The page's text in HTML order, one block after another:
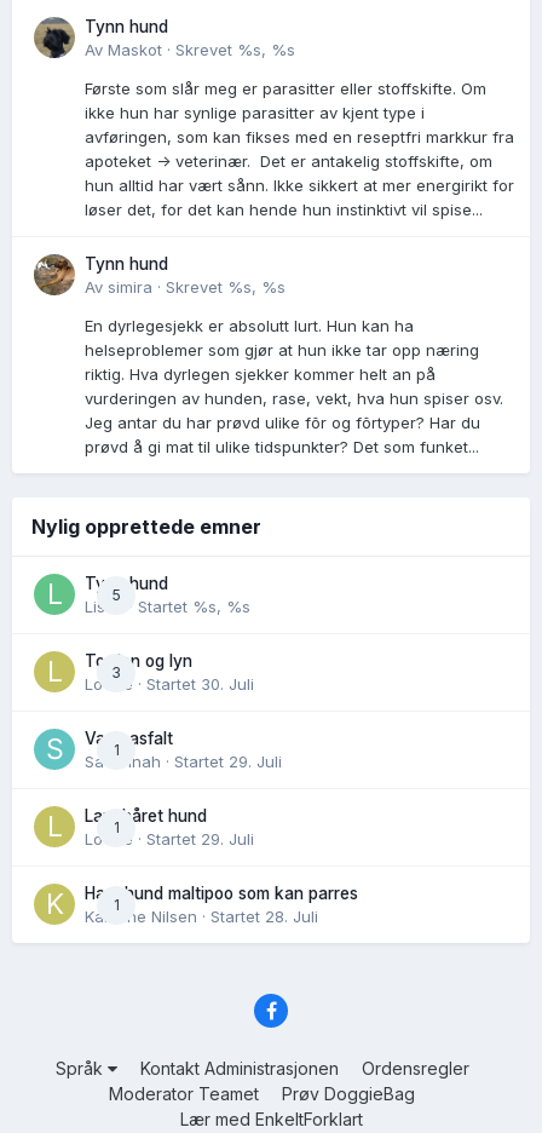
Tynn hund
Av Maskot · Skrevet %s, %s
Første som slår meg er parasitter eller stoffskifte. Om
ikke hun har synlige parasitter av kjent type i
avføringen, som kan fikses med en reseptfri markkur fra
apoteket -> veterinær. Det er antakelig stoffskifte, om
hun alltid har vært sånn. Ikke sikkert at mer energirikt for
løser det, for det kan hende hun instinktivt vil spise...
Tynn hund
Av simira · Skrevet %s, %s
En dyrlegesjekk er absolutt lurt. Hun kan ha
helseproblemer som gjør at hun ikke tar opp næring
riktig. Hva dyrlegen sjekker kommer helt an på
vurderingen av hunden, rase, vekt, hva hun spiser osv.
Jeg antar du har prøvd ulike fõr og fõrtyper? Har du
prøvd å gi mat til ulike tidspunkter? Det som funket...
Nylig opprettede emner
5
Tynn hund
Lisen
· Startet %s, %s
3
Torden og lyn
Lovise · Startet 30. Juli
1
Varm asfalt
Savannah · Startet 29. Juli
1
Langhåret hund
Lovise · Startet 29. Juli
1
Hannhund maltipoo som kan parres
Karoline Nilsen · Startet 28. Juli
Språk Kontakt Administrasjonen
Ordensregler
Moderator Teamet
Prøv DoggieBag
Lær med EnkeltForklart